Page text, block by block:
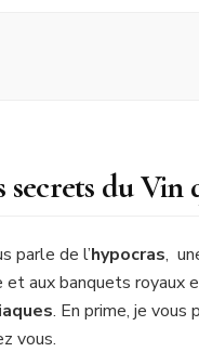
secrets du Vin
parle de l’hypocras,
aux banquets royaux
. En prime, je vous
vous.